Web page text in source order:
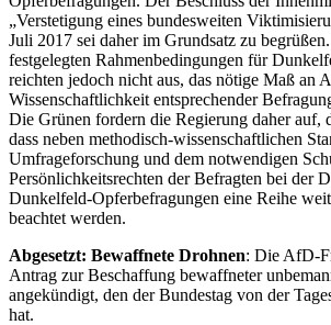
„Verstetigung eines bundesweiten
Juli 2017 sei daher im Grundsatz zu
festgelegten Rahmenbedingungen für
reichten jedoch nicht aus, das nötige Maß an
Wissenschaftlichkeit entsprechender
Die Grünen fordern die Regierung daher auf,
dass neben methodisch-wissenschaftlichen
Umfrageforschung und dem notwendigen
Persönlichkeitsrechten der Befragten bei der
Dunkelfeld-Opferbefragungen eine Reihe
beachtet werden.
Abgesetzt: Bewaffnete Drohnen: Die AfD-
Antrag zur Beschaffung bewaffneter
angekündigt, den der Bundestag von der
hat.